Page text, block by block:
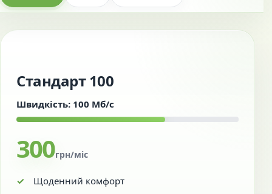
Стандарт 100
Швидкість: 100 Мб/с
300грн/міс
Щоденний комфорт